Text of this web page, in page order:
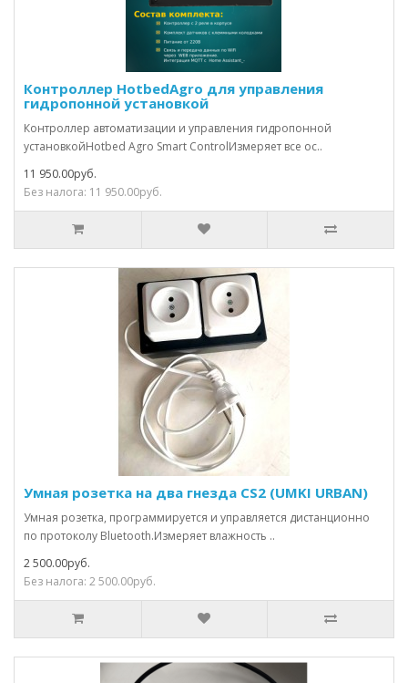
Контроллер HotbedAgro для управления
гидропонной установкой
Контроллер автоматизации и управления гидропонной
установкойHotbed Agro Smart ControlИзмеряет все ос..
11 950.00руб.
Без налога: 11 950.00руб.
Умная розетка на два гнезда CS2 (UMKI URBAN)
Умная розетка, программируется и управляется дистанционно
по протоколу Bluetooth.Измеряет влажность ..
2 500.00руб.
Без налога: 2 500.00руб.